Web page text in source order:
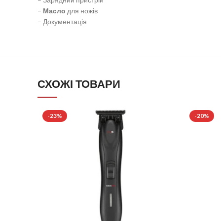
– Масло для ножів
– Документація
СХОЖІ ТОВАРИ
-23% -20%